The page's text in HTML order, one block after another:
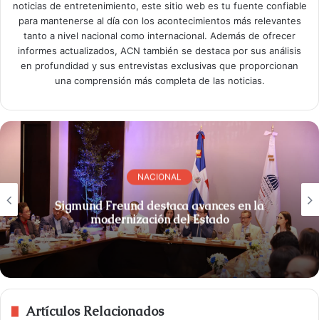
noticias de entretenimiento, este sitio web es tu fuente confiable
para mantenerse al día con los acontecimientos más relevantes
tanto a nivel nacional como internacional. Además de ofrecer
informes actualizados, ACN también se destaca por sus análisis
en profundidad y sus entrevistas exclusivas que proporcionan
una comprensión más completa de las noticias.
NACIONAL
Sigmund Freund destaca avances en la
modernización del Estado
Artículos Relacionados